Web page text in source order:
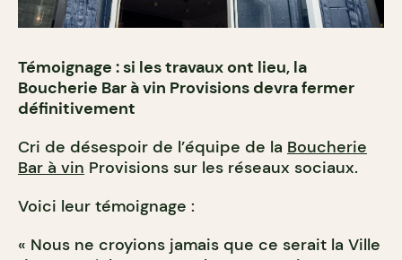
Témoignage : si les travaux ont lieu, la
Boucherie Bar à vin Provisions devra fermer
définitivement
Cri de désespoir de l’équipe de la Boucherie
Bar à vin Provisions sur les réseaux sociaux.
Voici leur témoignage :
« Nous ne croyions jamais que ce serait la Ville